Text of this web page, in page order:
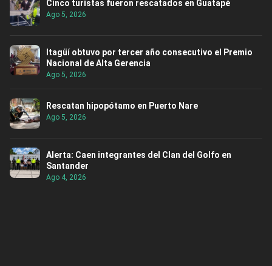
Cinco turistas fueron rescatados en Guatapé
Ago 5, 2026
Itagüí obtuvo por tercer año consecutivo el Premio
Nacional de Alta Gerencia
Ago 5, 2026
Rescatan hipopótamo en Puerto Nare
Ago 5, 2026
Alerta: Caen integrantes del Clan del Golfo en
Santander
Ago 4, 2026